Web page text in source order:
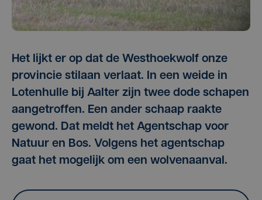
Het lijkt er op dat de Westhoekwolf onze
provincie stilaan verlaat. In een weide in
Lotenhulle bij Aalter zijn twee dode schapen
aangetroffen. Een ander schaap raakte
gewond. Dat meldt het Agentschap voor
Natuur en Bos. Volgens het agentschap
gaat het mogelijk om een wolvenaanval.